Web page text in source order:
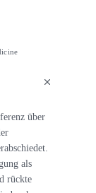
über
als
rückte